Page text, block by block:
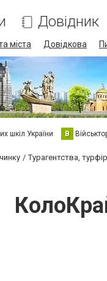
Довідник
міста Довідкова
шкіл України В
Турагентства,